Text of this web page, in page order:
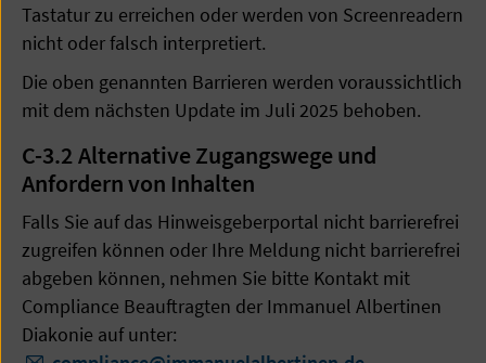
Tastatur zu erreichen oder werden von Screenreadern
nicht oder falsch interpretiert.
Die oben genannten Barrieren werden voraussichtlich
mit dem nächsten Update im Juli 2025 behoben.
C-3.2 Alternative Zugangswege und
Anfordern von Inhalten
Falls Sie auf das Hinweisgeberportal nicht barrierefrei
zugreifen können oder Ihre Meldung nicht barrierefrei
abgeben können, nehmen Sie bitte Kontakt mit
Compliance Beauftragten der Immanuel Albertinen
Diakonie auf unter: